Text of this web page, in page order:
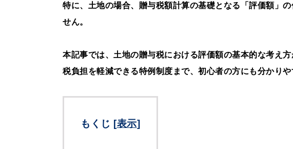
特に、土地の場合、贈与税額計算の基礎となる「評価額」
せん。
本記事では、土地の贈与税における評価額の基本的な考え
税負担を軽減できる特例制度まで、初心者の方にも分かりや
もくじ [表示]